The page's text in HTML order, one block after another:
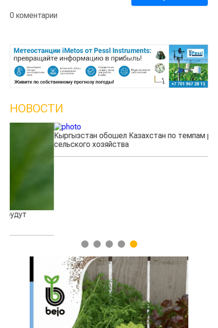
0 коментарии
НОВОСТИ
Кыргызстан обошел Казахстан по темпам роста
сельского хозяйства
1 2 3 4 5